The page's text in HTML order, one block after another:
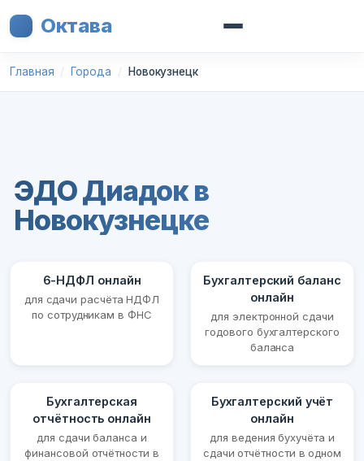
Октава
Главная Города Новокузнецк
ЭДО Диадок в
Новокузнецке
6-НДФЛ онлайн
для сдачи расчёта НДФЛ
по сотрудникам в ФНС
Бухгалтерский баланс
онлайн
для электронной сдачи
годового бухгалтерского
баланса
Бухгалтерская
отчётность онлайн
для сдачи баланса и
финансовой отчётности в
Бухгалтерский учёт
онлайн
для ведения бухучёта и
сдачи отчётности в одном